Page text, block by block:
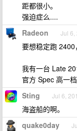
距都很小。
强迫症么....
Radeon Jul 6,
要想稳定跑
我有一台 Late
官方 Spec 高一
Sting Jul 6,
海盗船的啊。
quake0day